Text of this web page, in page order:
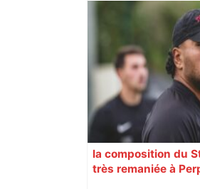
soutient depuis
centaines de
Exemple à
l’escalade qui
d’indifférence des
Reportage
la composition du
très remaniée à